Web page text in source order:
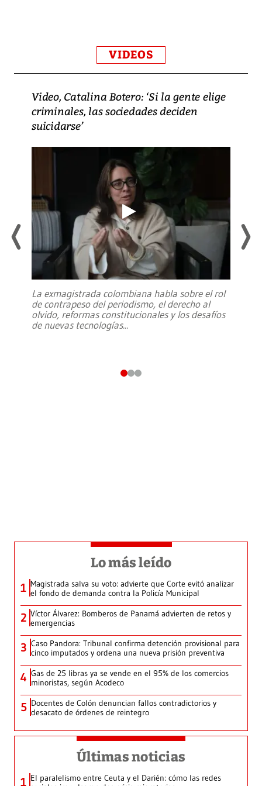
VIDEOS
Video, Catalina Botero: ‘Si la gente elige
criminales, las sociedades deciden
suicidarse’
La exmagistrada colombiana habla sobre el rol
de contrapeso del periodismo, el derecho al
olvido, reformas constitucionales y los desafíos
de nuevas tecnologías...
Lo más leído
1 Magistrada salva su voto: advierte que Corte evitó analizar
el fondo de demanda contra la Policía Municipal
2 Víctor Álvarez: Bomberos de Panamá advierten de retos y
emergencias
3 Caso Pandora: Tribunal confirma detención provisional para
cinco imputados y ordena una nueva prisión preventiva
4 Gas de 25 libras ya se vende en el 95% de los comercios
minoristas, según Acodeco
5 Docentes de Colón denuncian fallos contradictorios y
desacato de órdenes de reintegro
Últimas noticias
1 El paralelismo entre Ceuta y el Darién: cómo las redes